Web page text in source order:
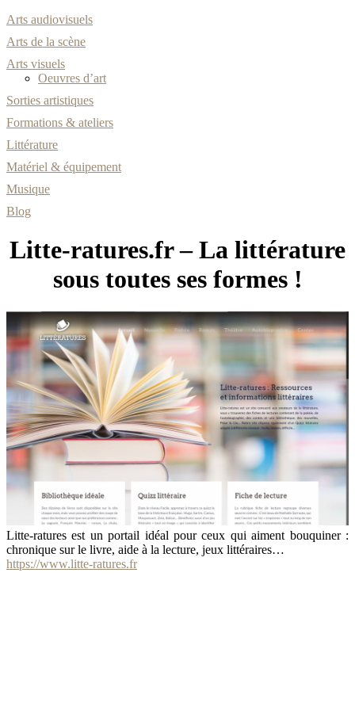
Arts audiovisuels
Arts de la scène
Arts visuels
Oeuvres d’art
Sorties artistiques
Formations & ateliers
Littérature
Matériel & équipement
Musique
Blog
Litte-ratures.fr – La littérature
sous toutes ses formes !
Litte-ratures est un portail idéal pour ceux qui aiment bouquiner :
chronique sur le livre, aide à la lecture, jeux littéraires…
https://www.litte-ratures.fr